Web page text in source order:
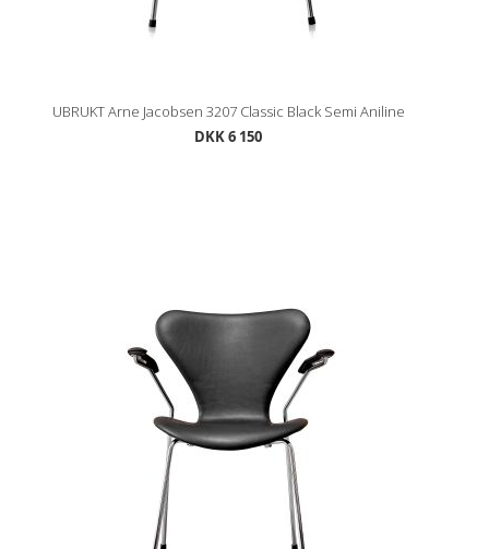
UBRUKT Arne Jacobsen 3207 Classic Black Semi Aniline
DKK 6 150